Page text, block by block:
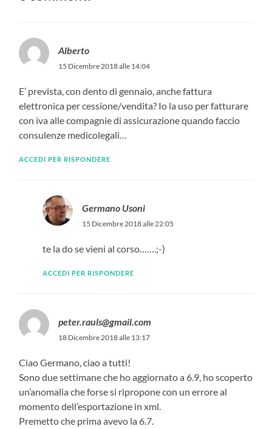
Alberto
15 Dicembre 2018 alle 14:04
E’ prevista, con dento di gennaio, anche fattura
elettronica per cessione/vendita? Io la uso per fatturare
con iva alle compagnie di assicurazione quando faccio
consulenze medicolegali…
ACCEDI PER RISPONDERE
Germano Usoni
15 Dicembre 2018 alle 22:05
te la do se vieni al corso…….;-)
ACCEDI PER RISPONDERE
peter.rauls@gmail.com
18 Dicembre 2018 alle 13:17
Ciao Germano, ciao a tutti!
Sono due settimane che ho aggiornato a 6.9, ho scoperto
un’anomalia che forse si ripropone con un errore al
momento dell’esportazione in xml.
Premetto che prima avevo la 6.7.